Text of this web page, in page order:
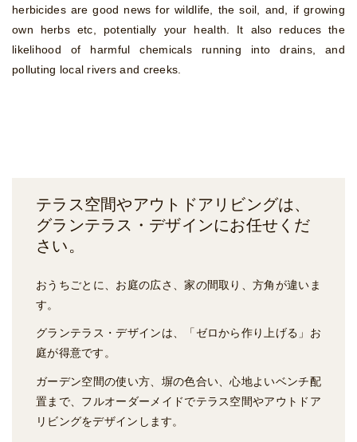
herbicides are good news for wildlife, the soil, and, if growing
own herbs etc, potentially your health. It also reduces the
likelihood of harmful chemicals running into drains, and
polluting local rivers and creeks.
テラス空間やアウトドアリビングは、
グランテラス・デザインにお任せくだ
さい。
おうちごとに、お庭の広さ、家の間取り、方角が違いま
す。
グランテラス・デザインは、「ゼロから作り上げる」お
庭が得意です。
ガーデン空間の使い方、塀の色合い、心地よいベンチ配
置まで、フルオーダーメイドでテラス空間やアウトドア
リビングをデザインします。